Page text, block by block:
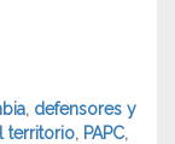
, defensores y
territorio, PAPC,